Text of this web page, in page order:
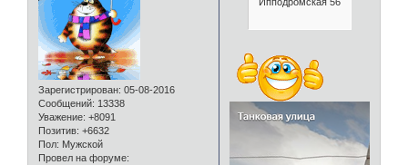
Зарегистрирован: 05-08-2016
Сообщений: 13338
Уважение: +8091
Позитив: +6632
Пол: Мужской
Провел на форуме: